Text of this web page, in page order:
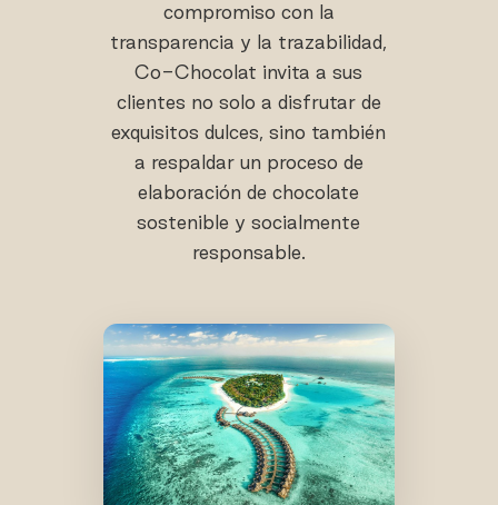
compromiso con la
transparencia y la trazabilidad,
Co-Chocolat invita a sus
clientes no solo a disfrutar de
exquisitos dulces, sino también
a respaldar un proceso de
elaboración de chocolate
sostenible y socialmente
responsable.